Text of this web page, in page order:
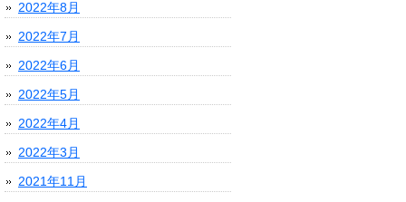
2022年8月
2022年7月
2022年6月
2022年5月
2022年4月
2022年3月
2021年11月